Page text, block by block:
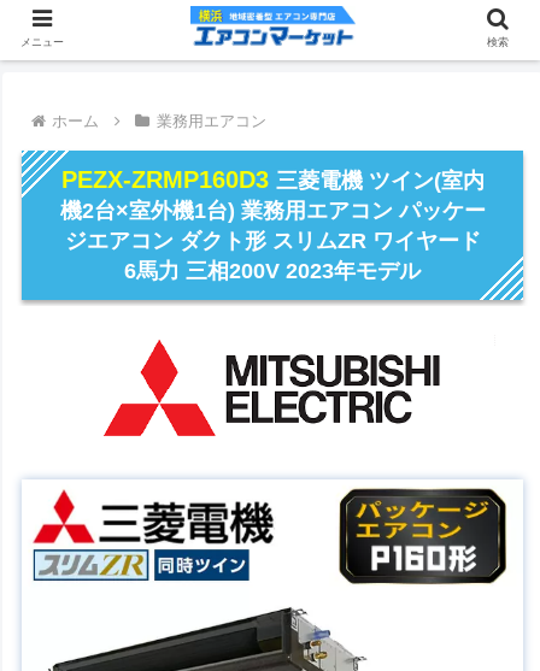
ホーム 業務用エアコン
PEZX-ZRMP160D3 三菱電機 ツイン(室内
機2台×室外機1台) 業務用エアコン パッケー
ジエアコン ダクト形 スリムZR ワイヤード
6馬力 三相200V 2023年モデル
メニュー 検索